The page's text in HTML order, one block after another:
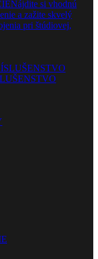
Nájdite si vhodnú
a zažite skvelý
pri štúdiovej,